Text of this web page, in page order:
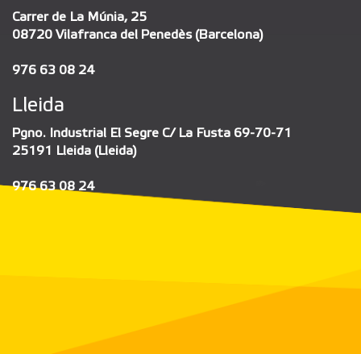
Carrer de La Múnia, 25
08720 Vilafranca del Penedès (Barcelona)
976 63 08 24
Lleida
Pgno. Industrial El Segre C/ La Fusta 69-70-71
25191 Lleida (Lleida)
976 63 08 24